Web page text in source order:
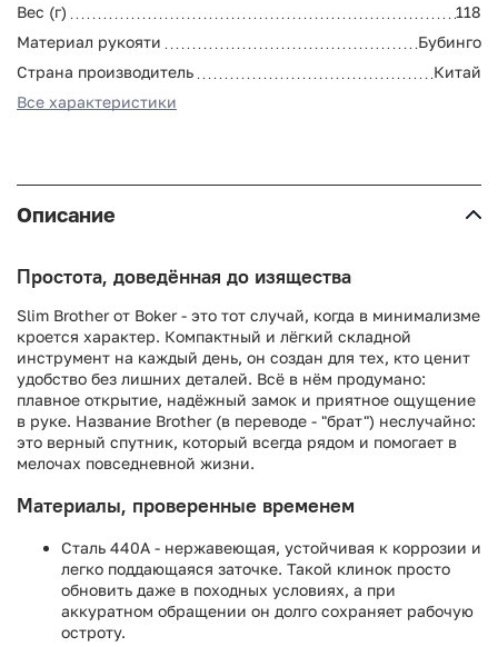
Вес (г)
118
Материал рукояти
Бубинго
Страна производитель
Китай
Все характеристики
Описание
Простота, доведённая до изящества
Slim Brother от Boker - это тот случай, когда в минимализме
кроется характер. Компактный и лёгкий складной
инструмент на каждый день, он создан для тех, кто ценит
удобство без лишних деталей. Всё в нём продумано:
плавное открытие, надёжный замок и приятное ощущение
в руке. Название Brother (в переводе - "брат") неслучайно:
это верный спутник, который всегда рядом и помогает в
мелочах повседневной жизни.
Материалы, проверенные временем
Сталь 440A - нержавеющая, устойчивая к коррозии и
легко поддающаяся заточке. Такой клинок просто
обновить даже в походных условиях, а при
аккуратном обращении он долго сохраняет рабочую
остроту.